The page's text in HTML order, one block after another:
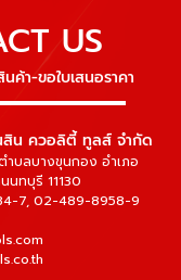
US
า-ขอใบเสนอราคา
น ควอลิตี้ ทูลส์ จำกัด
บลบางขุนกอง อำเภอ
นทบุรี 11130
7, 02-489-8958-9